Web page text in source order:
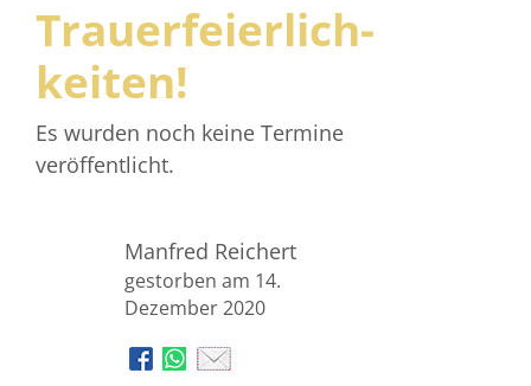
Trauer­feierlich­
keiten!
Es wurden noch keine Termine
veröffentlicht.
Manfred Reichert
gestorben am 14.
Dezember 2020